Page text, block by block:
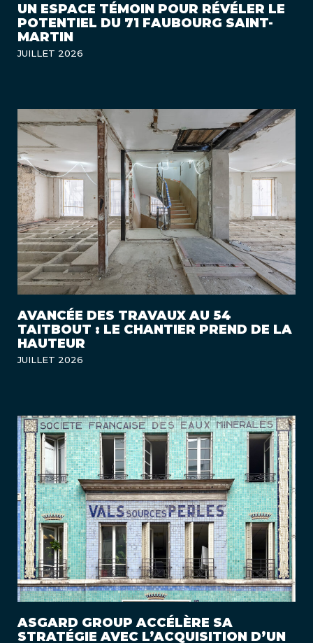
UN ESPACE TÉMOIN POUR RÉVÉLER LE
POTENTIEL DU 71 FAUBOURG SAINT-
MARTIN
JUILLET 2026
AVANCÉE DES TRAVAUX AU 54
TAITBOUT : LE CHANTIER PREND DE LA
HAUTEUR
JUILLET 2026
ASGARD GROUP ACCÉLÈRE SA
STRATÉGIE AVEC L’ACQUISITION D’UN